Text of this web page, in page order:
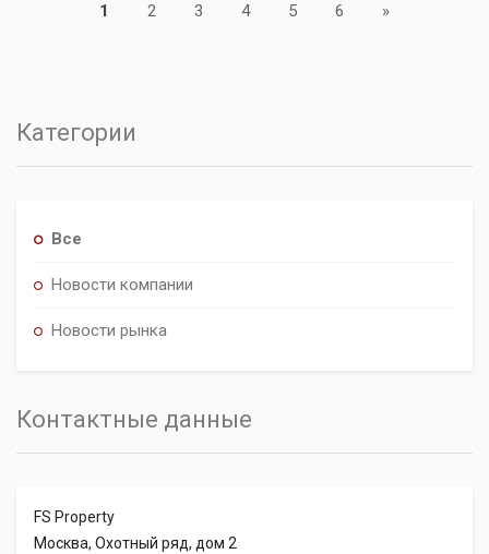
1 2 3 4 5 6 »Next
Категории
Все
Новости компании
Новости рынка
Контактные данные
FS Property
Москва, Охотный ряд, дом 2